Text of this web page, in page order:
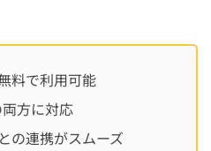
・使い方の評判・口コミ
・トラブルの評判・口コミ
面・分析機能の評判・口コミ
メリット・デメリット
料で利用可能
方に対応
の連携がスムーズ